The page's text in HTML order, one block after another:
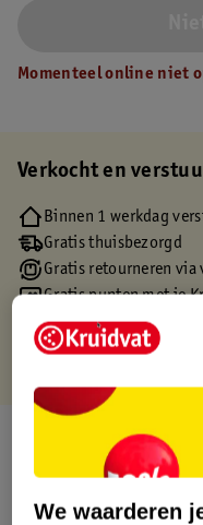
Momenteel online niet
Verkocht en
Binnen 1 werkdag
Gratis thuisbezorgd
Gratis retourneren
Gratis punten met je
Over dit product
We waarderen